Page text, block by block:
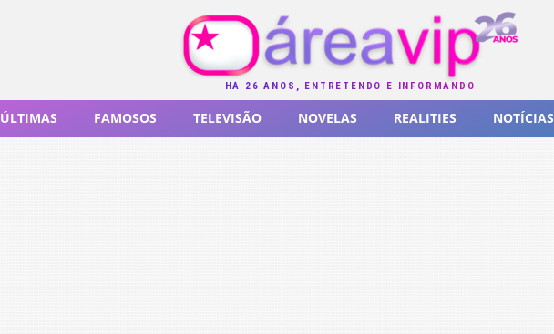
HÁ 26 ANOS, ENTRETENDO E INFORMANDO
ÚLTIMAS FAMOSOS TELEVISÃO NOVELAS REALITIES NOTÍCIAS